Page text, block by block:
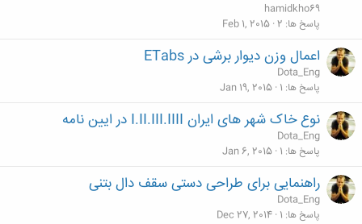
hamidkho69
پاسخ ها 2
Feb 1, 2015
اعمال وزن دیوار برشی در ETabs
Dota_Eng
پاسخ ها 1
Jan 19, 2015
نوع خاک شهر های ایران I.II.III.IIII در ایین نامه
Dota_Eng
پاسخ ها 1
Jan 6, 2015
راهنمایی برای طراحی دستی سقف دال بتنی
Dota_Eng
پاسخ ها 1
Dec 27, 2014